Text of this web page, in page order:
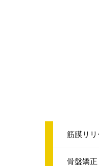
筋膜リリ
骨盤矯正